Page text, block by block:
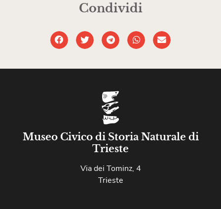
Condividi
Museo Civico di Storia Naturale di
Trieste
Via dei Tominz, 4
Trieste